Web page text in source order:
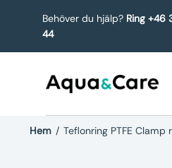
Behöver du hjälp? Ring +46
44
Hem / Teflonring PTFE